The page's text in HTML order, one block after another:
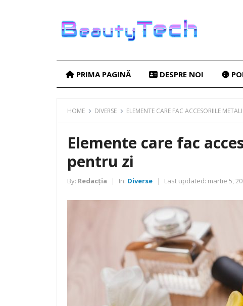
PRIMA PAGINĂ DESPRE NOI
HOME DIVERSE ELEMENTE CARE FAC ACCESORIILE
Elemente care fac
pentru zi
By: Redacția | In: Diverse | Last updated: martie 5,